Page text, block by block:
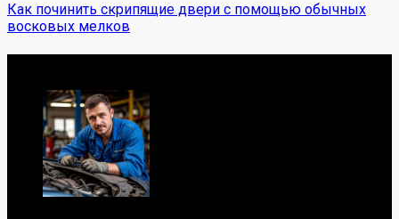
Как починить скрипящие двери с помощью обычных
восковых мелков